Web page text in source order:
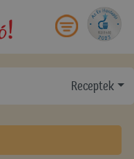
Receptek